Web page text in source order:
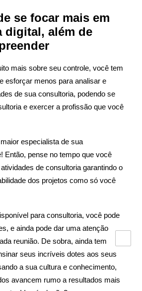
se focar mais em
digital, além de
mais sobre seu controle, você tem
esforçar menos para analisar e
de sua consultoria, podendo se
e exercer a profissão que você
especialista de sua
Então, pense no tempo que você
de consultoria garantindo o
dos projetos como só você
para consultoria, você pode
e ainda pode dar uma atenção
reunião. De sobra, ainda tem
seus incríveis dotes aos seus
a sua cultura e conhecimento,
avancem rumo a resultados mais